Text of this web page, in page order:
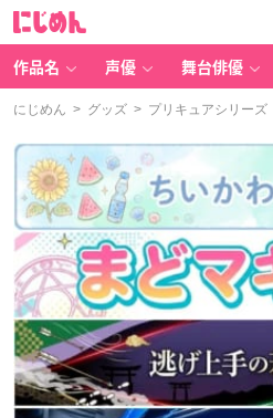
作品名 声優 舞台俳優
にじめん > グッズ > プリキュアシリーズ